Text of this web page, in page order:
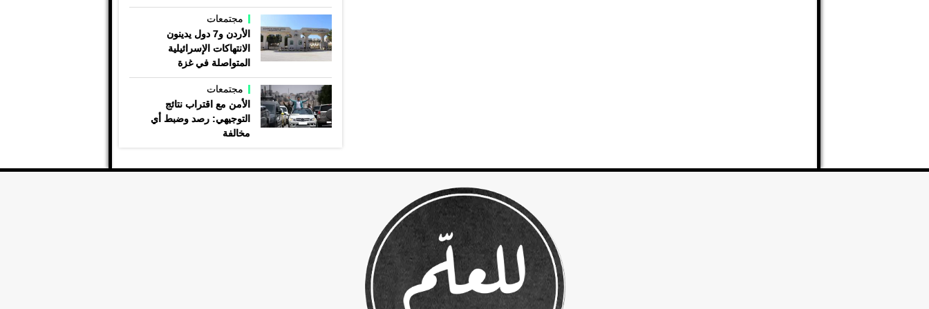
مجتمعات
الأردن و7 دول يدينون
الانتهاكات الإسرائيلية
المتواصلة في غزة
مجتمعات
الأمن مع اقتراب نتائج
التوجيهي: رصد وضبط أي
مخالفة